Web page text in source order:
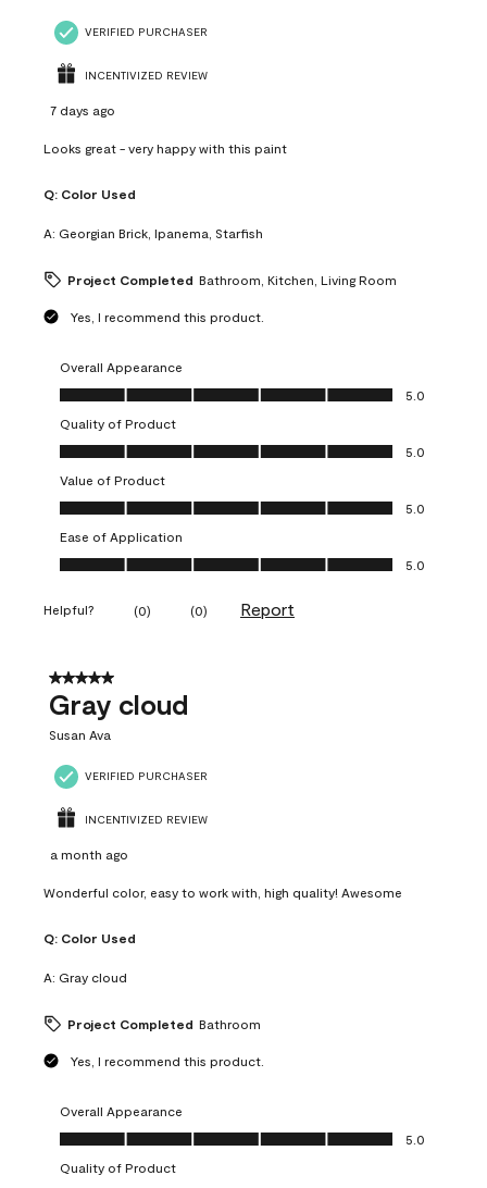
VERIFIED PURCHASER
INCENTIVIZED REVIEW
7 days ago
Looks great - very happy with this paint
Q: Color Used
A: Georgian Brick, Ipanema, Starfish
Project Completed Bathroom, Kitchen, Living Room
Yes, I recommend this product.
Overall Appearance
Overall Appearance, 5.0 out of 5
5.0
Quality of Product
Quality of Product, 5.0 out of 5
5.0
Value of Product
Value of Product, 5.0 out of 5
5.0
Ease of Application
Ease of Application, 5.0 out of 5
5.0
Helpful? (0) (0) Report
5 out of 5 stars.
Gray cloud
Susan Ava
VERIFIED PURCHASER
INCENTIVIZED REVIEW
a month ago
Wonderful color, easy to work with, high quality! Awesome
Q: Color Used
A: Gray cloud
Project Completed Bathroom
Yes, I recommend this product.
Overall Appearance
Overall Appearance, 5.0 out of 5
5.0
Quality of Product